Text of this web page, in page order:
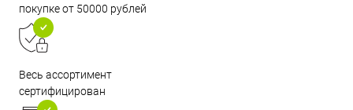
покупке от 50000 рублей
Весь ассортимент
сертифицирован